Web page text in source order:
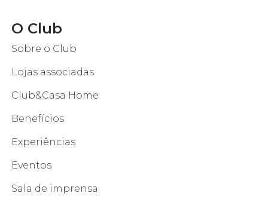
O Club
Sobre o Club
Lojas associadas
Club&Casa Home
Benefícios
Experiências
Eventos
Sala de imprensa